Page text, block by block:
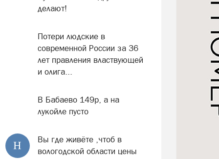
делают!
Потери людские в
современной России за 36
лет правления властвующей
и олига...
В Бабаево 149р, а на
лукойле пусто
Н
Вы где живёте ,чтоб в
вологодской области цены